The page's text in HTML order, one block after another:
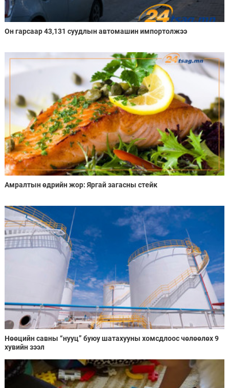
Он гарсаар 43,131 суудлын автомашин импортолжээ
Амралтын өдрийн жор: Яргай загасны стейк
Нөөцийн савны “нууц” буюу шатахууны хомсдлоос чөлөөлөх 9
хувийн зээл